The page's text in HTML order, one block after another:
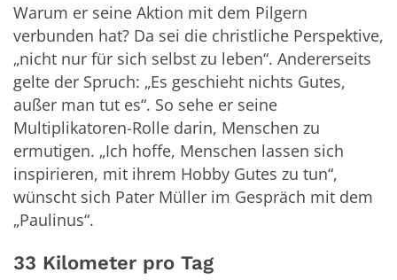
Warum er seine Aktion mit dem Pilgern
verbunden hat? Da sei die christliche Perspektive,
„nicht nur für sich selbst zu leben“. Andererseits
gelte der Spruch: „Es geschieht nichts Gutes,
außer man tut es“. So sehe er seine
Multiplikatoren-Rolle darin, Menschen zu
ermutigen. „Ich hoffe, Menschen lassen sich
inspirieren, mit ihrem Hobby Gutes zu tun“,
wünscht sich Pater Müller im Gespräch mit dem
„Paulinus“.
33 Kilometer pro Tag